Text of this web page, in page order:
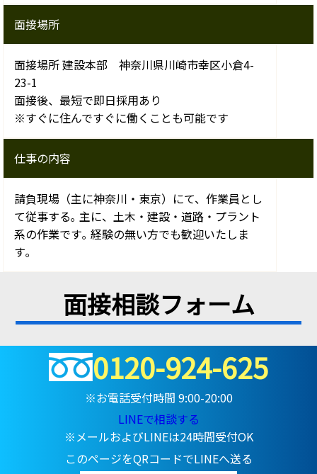
面接場所
面接場所 建設本部 神奈川県川崎市幸区小倉4-
23-1
面接後、最短で即日採用あり
※すぐに住んですぐに働くことも可能です
仕事の内容
請負現場（主に神奈川・東京）にて、作業員とし
て従事する｡ 主に、土木・建設・道路・プラント
系の作業です｡ 経験の無い方でも歓迎いたしま
す｡
面接相談フォーム
0120-924-625
※お電話受付時間 9:00-20:00
LINEで相談する
※メールおよびLINEは24時間受付OK
このページをQRコードでLINEへ送る